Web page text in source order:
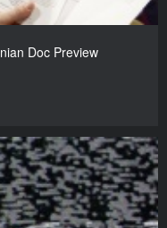
Doc Preview